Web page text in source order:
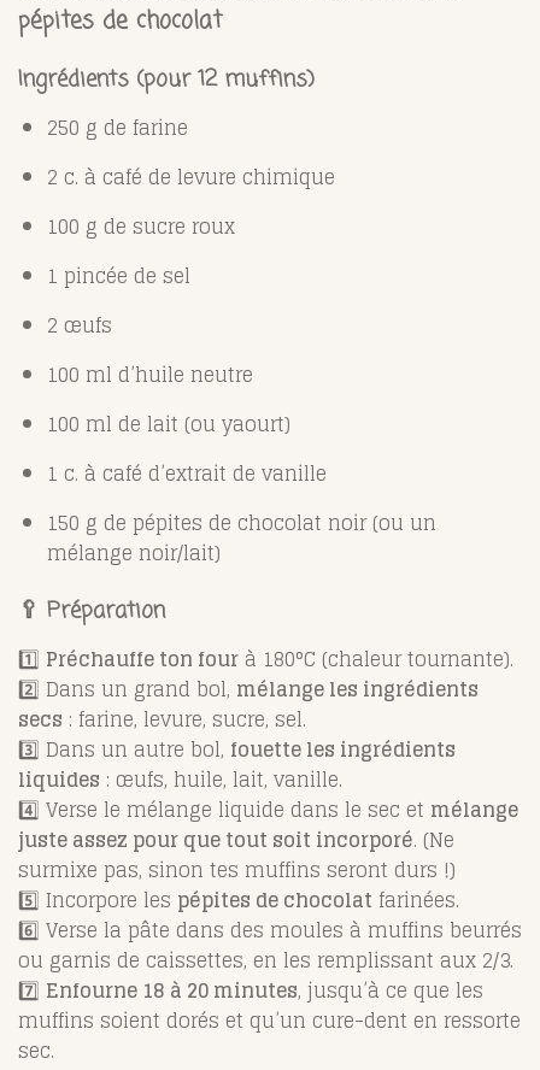
pépites de chocolat
Ingrédients (pour 12 muffins)
250 g de farine
2 c. à café de levure chimique
100 g de sucre roux
1 pincée de sel
2 œufs
100 ml d’huile neutre
100 ml de lait (ou yaourt)
1 c. à café d’extrait de vanille
150 g de pépites de chocolat noir (ou un
mélange noir/lait)
🥄 Préparation
1️⃣ Préchauffe ton four à 180°C (chaleur tournante).
2️⃣ Dans un grand bol, mélange les ingrédients
secs : farine, levure, sucre, sel.
3️⃣ Dans un autre bol, fouette les ingrédients
liquides : œufs, huile, lait, vanille.
4️⃣ Verse le mélange liquide dans le sec et mélange
juste assez pour que tout soit incorporé. (Ne
surmixe pas, sinon tes muffins seront durs !)
5️⃣ Incorpore les pépites de chocolat farinées.
6️⃣ Verse la pâte dans des moules à muffins beurrés
ou garnis de caissettes, en les remplissant aux 2/3.
7️⃣ Enfourne 18 à 20 minutes, jusqu’à ce que les
muffins soient dorés et qu’un cure-dent en ressorte
sec.